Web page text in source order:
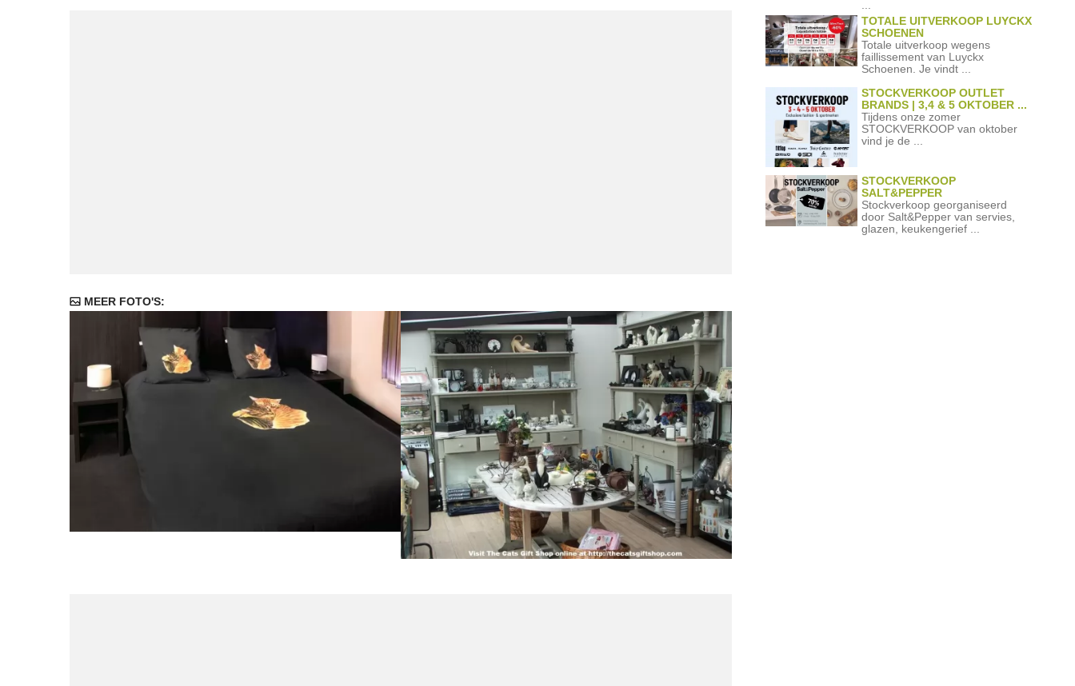
MEER FOTO'S:
TOTALE UITVERKOOP LUYCKX
SCHOENEN
Totale uitverkoop wegens
faillissement van Luyckx
Schoenen. Je vindt ...
STOCKVERKOOP OUTLET
BRANDS | 3,4 & 5 OKTOBER ...
Tijdens onze zomer
STOCKVERKOOP van oktober
vind je de ...
STOCKVERKOOP
SALT&PEPPER
Stockverkoop georganiseerd
door Salt&Pepper van servies,
glazen, keukengerief ...